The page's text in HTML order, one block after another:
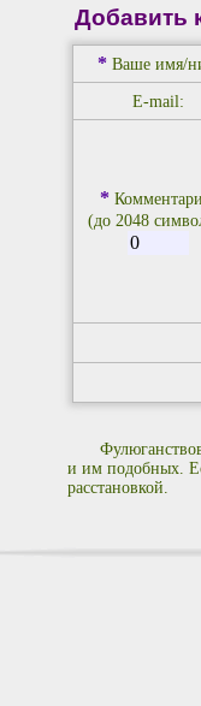
Добавить
* Ваше имя/
E-mail:
*
(до 2048
и им подобных.
расстановкой.